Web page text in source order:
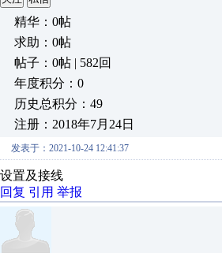
精华：0帖
求助：0帖
帖子：0帖 | 582回
年度积分：0
历史总积分：49
注册：2018年7月24日
发表于：2021-10-24 12:41:37
设置及接线
回复 引用 举报